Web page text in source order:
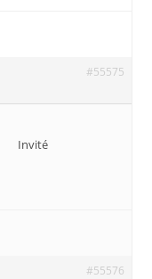
#55575
Invité
#55576